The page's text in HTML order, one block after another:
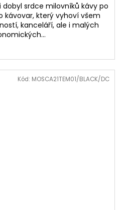
dobyl srdce milovníků kávy po
kávovar, který vyhoví všem
kanceláří, ale i malých
Kód: MOSCA21TEM01/BLACK/DC